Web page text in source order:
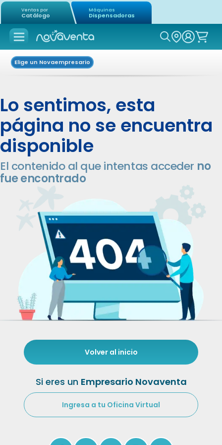
Ventas por
Catálogo
Máquinas
Dispensadoras
Icon of
Elige un Novaempresario
Lo sentimos, esta
página no se encuentra
disponible
El contenido al que intentas acceder no
fue encontrado
Volver al inicio
Si eres un Empresario Novaventa
Ingresa a tu Oficina Virtual